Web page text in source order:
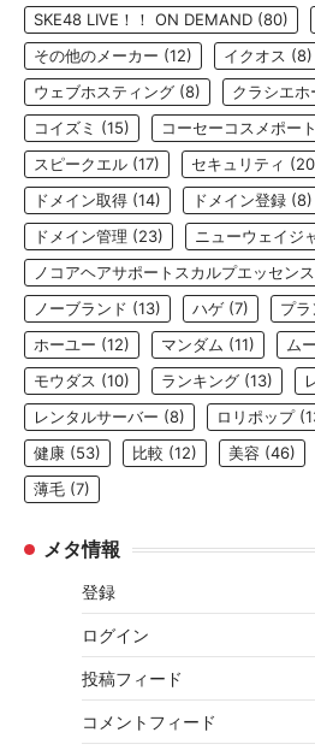
SKE48 LIVE！！ ON DEMAND (80)
その他のメーカー (12) イクオス (8)
ウェブホスティング (8) クラシエホ
コイズミ (15) コーセーコスメポート
スピークエル (17) セキュリティ
ドメイン取得 (14) ドメイン登録 (8)
ドメイン管理 (23) ニューウェイジ
ノコアヘアサポートスカルプエッセンス
ノーブランド (13) ハゲ (7) プ
ホーユー (12) マンダム (11) ム
モウダス (10) ランキング (13)
レンタルサーバー (8) ロリポップ
健康 (53) 比較 (12) 美容 (46)
薄毛 (7)
メタ情報
登録
ログイン
投稿フィード
コメントフィード